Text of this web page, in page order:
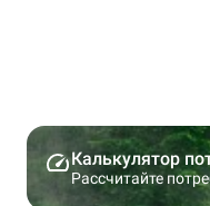
Калькулятор
Рассчитайте